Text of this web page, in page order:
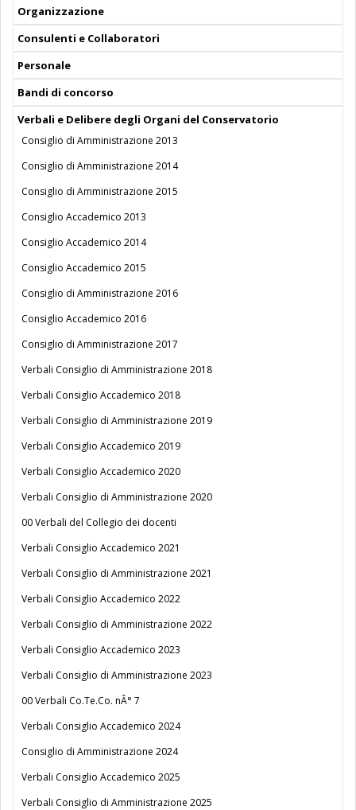
Organizzazione
Consulenti e Collaboratori
Personale
Bandi di concorso
Verbali e Delibere degli Organi del Conservatorio
Consiglio di Amministrazione 2013
Consiglio di Amministrazione 2014
Consiglio di Amministrazione 2015
Consiglio Accademico 2013
Consiglio Accademico 2014
Consiglio Accademico 2015
Consiglio di Amministrazione 2016
Consiglio Accademico 2016
Consiglio di Amministrazione 2017
Verbali Consiglio di Amministrazione 2018
Verbali Consiglio Accademico 2018
Verbali Consiglio di Amministrazione 2019
Verbali Consiglio Accademico 2019
Verbali Consiglio Accademico 2020
Verbali Consiglio di Amministrazione 2020
00 Verbali del Collegio dei docenti
Verbali Consiglio Accademico 2021
Verbali Consiglio di Amministrazione 2021
Verbali Consiglio Accademico 2022
Verbali Consiglio di Amministrazione 2022
Verbali Consiglio Accademico 2023
Verbali Consiglio di Amministrazione 2023
00 Verbali Co.Te.Co. nÂ° 7
Verbali Consiglio Accademico 2024
Consiglio di Amministrazione 2024
Verbali Consiglio Accademico 2025
Verbali Consiglio di Amministrazione 2025